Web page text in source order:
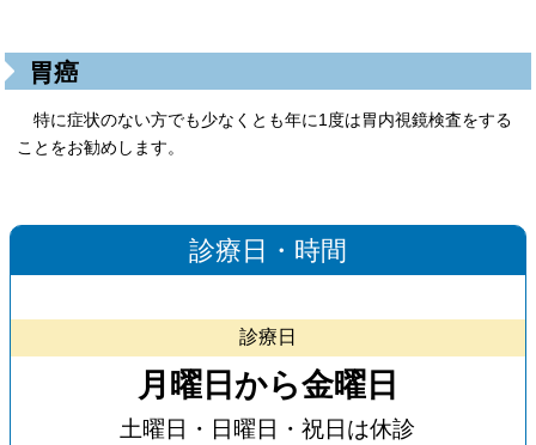
胃癌
特に症状のない方でも少なくとも年に1度は胃内視鏡検査をする
ことをお勧めします。
診療日・時間
診療日
月曜日から金曜日
土曜日・日曜日・祝日は休診